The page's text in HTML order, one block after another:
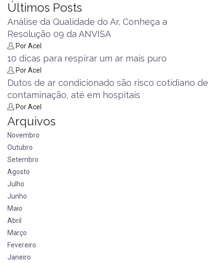
Últimos Posts
Análise da Qualidade do Ar, Conheça a
Resolução 09 da ANVISA
Por Acel
10 dicas para respirar um ar mais puro
Por Acel
Dutos de ar condicionado são risco cotidiano de
contaminação, até em hospitais
Por Acel
Arquivos
Novembro
Outubro
Setembro
Agosto
Julho
Junho
Maio
Abril
Março
Fevereiro
Janeiro